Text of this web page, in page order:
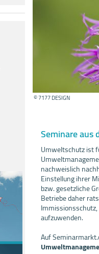
© 7177 DESIGN
Seminare aus
Umweltschutz ist
nachweislich
Einstellung ihrer
bzw. gesetzliche
Betriebe daher
aufzuwenden.
Auf